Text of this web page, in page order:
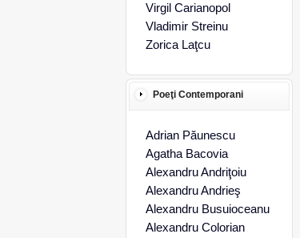
Virgil Carianopol
Vladimir Streinu
Zorica Laţcu
Poeţi Contemporani
Adrian Păunescu
Agatha Bacovia
Alexandru Andriţoiu
Alexandru Andrieş
Alexandru Busuioceanu
Alexandru Colorian